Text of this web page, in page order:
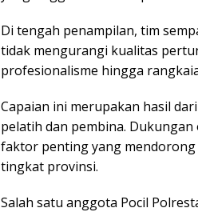
Di tengah penampilan, tim
tidak mengurangi kualitas
profesionalisme hingga
Capaian ini merupakan hasil
pelatih dan pembina.
faktor penting yang
tingkat provinsi.
Salah satu anggota Pocil